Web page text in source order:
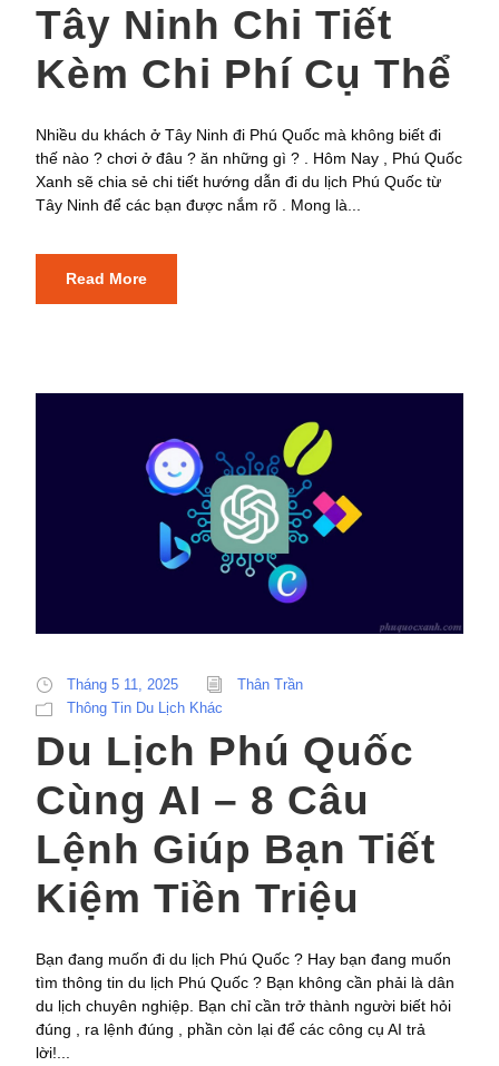
Tây Ninh Chi Tiết
Kèm Chi Phí Cụ Thể
Nhiều du khách ở Tây Ninh đi Phú Quốc mà không biết đi
thế nào ? chơi ở đâu ? ăn những gì ? . Hôm Nay , Phú Quốc
Xanh sẽ chia sẻ chi tiết hướng dẫn đi du lịch Phú Quốc từ
Tây Ninh để các bạn được nắm rõ . Mong là...
Read More
Tháng 5 11, 2025
Thân Trần
Thông Tin Du Lịch Khác
Du Lịch Phú Quốc
Cùng AI – 8 Câu
Lệnh Giúp Bạn Tiết
Kiệm Tiền Triệu
Bạn đang muốn đi du lịch Phú Quốc ? Hay bạn đang muốn
tìm thông tin du lịch Phú Quốc ? Bạn không cần phải là dân
du lịch chuyên nghiệp. Bạn chỉ cần trở thành người biết hỏi
đúng , ra lệnh đúng , phần còn lại để các công cụ AI trả
lời!...